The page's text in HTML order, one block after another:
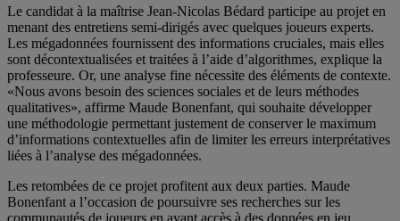
Le candidat à la maîtrise Jean-Nicolas Bédard participe au projet en
menant des entretiens semi-dirigés avec quelques joueurs experts.
Les mégadonnées fournissent des informations cruciales, mais elles
sont décontextualisées et traitées à l’aide d’algorithmes, explique la
professeure. Or, une analyse fine nécessite des éléments de contexte.
«Nous avons besoin des sciences sociales et de leurs méthodes
qualitatives», affirme Maude Bonenfant, qui souhaite développer
une méthodologie permettant justement de conserver le maximum
d’informations contextuelles afin de limiter les erreurs interprétatives
liées à l’analyse des mégadonnées.
Les retombées de ce projet profitent aux deux parties. Maude
Bonenfant a l’occasion de poursuivre ses recherches sur les
communautés de joueurs en ayant accès à des données en jeu